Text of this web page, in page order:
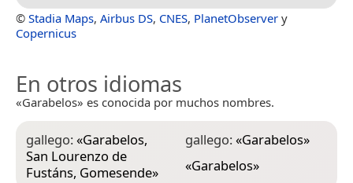
© Stadia Maps, Airbus DS, CNES, PlanetObserver y
Copernicus
En otros idiomas
«Garabelos» es conocida por muchos nombres.
gallego:«Garabelos,
San Lourenzo de
Fustáns, Gomesende»
gallego:«Garabelos»
«Garabelos»